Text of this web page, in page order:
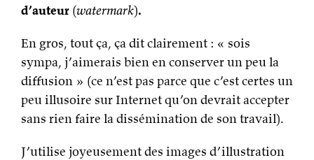
d’auteur (watermark).
En gros, tout ça, ça dit clairement : « sois
sympa, j’aimerais bien en conserver un peu la
diffusion » (ce n’est pas parce que c’est certes un
peu illusoire sur Internet qu’on devrait accepter
sans rien faire la dissémination de son travail).
J’utilise joyeusement des images d’illustration